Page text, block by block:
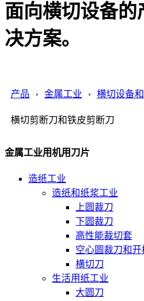
面向横切设备的
决方案。
产品 金属工业 横切设备
横切剪断刀和铁皮剪断刀
金属工业用机用刀片
造纸工业
造纸和纸浆工业
上圆裁刀
下圆裁刀
高性能裁切套
空心圆裁刀和开
横切刀
生活用纸工业
大圆刀